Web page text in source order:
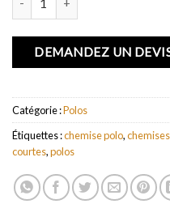
DEMANDEZ UN
Catégorie :Polos
Étiquettes :chemise polo,
courtes,polos